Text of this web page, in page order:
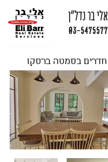
אלי בר נדל"ן
03-5475577